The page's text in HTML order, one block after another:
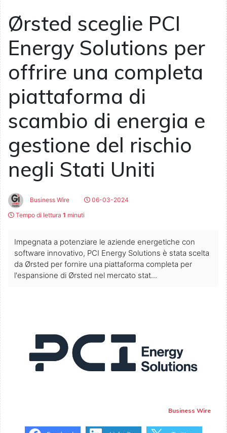
Ørsted sceglie PCI
Energy Solutions per
offrire una completa
piattaforma di
scambio di energia e
gestione del rischio
negli Stati Uniti
Business Wire
06-03-2024
Tempo di lettura 1 minuti
Impegnata a potenziare le aziende energetiche con
software innovativo, PCI Energy Solutions è stata scelta
da Ørsted per fornire una piattaforma completa per
l'espansione di Ørsted nel mercato stat...
Business Wire